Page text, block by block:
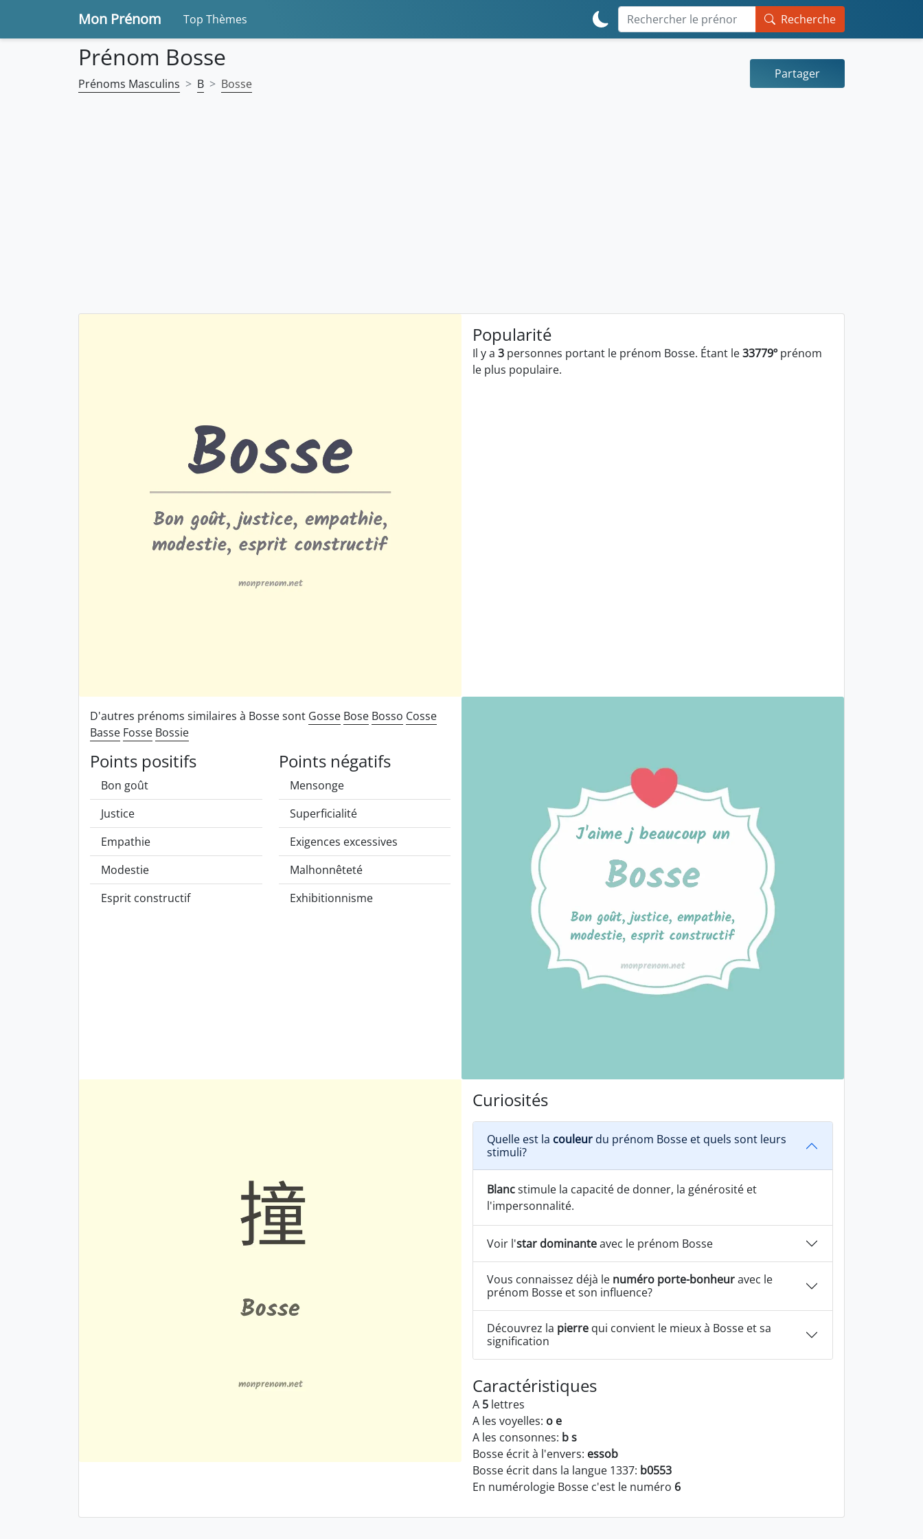
Mon Prénom Top Thèmes Recherche
Prénom Bosse
Prénoms Masculins B Bosse
Partager
Popularité
Il y a 3 personnes portant le prénom Bosse. Étant le33779º prénom
le plus populaire.
D'autres prénoms similaires à Bosse sont Gosse Bose Bosso Cosse
Basse Fosse Bossie
Points positifs
Bon goût
Justice
Empathie
Modestie
Esprit constructif
Points négatifs
Mensonge
Superficialité
Exigences excessives
Malhonnêteté
Exhibitionnisme
Curiosités
Quelle est la couleur du prénom Bosse et quels sont leurs
stimuli?
Blancstimule la capacité de donner, la générosité et
l'impersonnalité.
Voir l'star dominanteavec le prénom Bosse
Vous connaissez déjà le numéro porte-bonheuravec le
prénom Bosse et son influence?
Découvrez la pierre qui convient le mieux à Bosse et sa
signification
Caractéristiques
A 5 lettres
A les voyelles: o e
A les consonnes: b s
Bosse écrit à l'envers: essob
Bosse écrit dans la langue 1337: b0553
En numérologie Bosse c'est le numéro 6